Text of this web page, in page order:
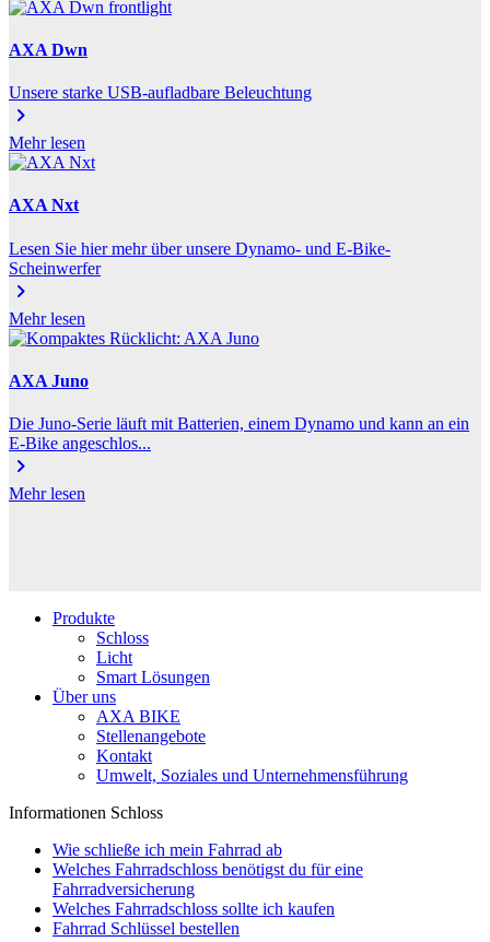
AXA Dwn
Unsere starke USB-aufladbare Beleuchtung
chevron_right
Mehr lesen
AXA Nxt
Lesen Sie hier mehr über unsere Dynamo- und E-Bike-
Scheinwerfer
chevron_right
Mehr lesen
AXA Juno
Die Juno-Serie läuft mit Batterien, einem Dynamo und kann an ein
E-Bike angeschlos...
chevron_right
Mehr lesen
Produkte
Schloss
Licht
Smart Lösungen
Über uns
AXA BIKE
Stellenangebote
Kontakt
Umwelt, Soziales und Unternehmensführung
Informationen Schloss
Wie schließe ich mein Fahrrad ab
Welches Fahrradschloss benötigst du für eine
Fahrradversicherung
Welches Fahrradschloss sollte ich kaufen
Fahrrad Schlüssel bestellen